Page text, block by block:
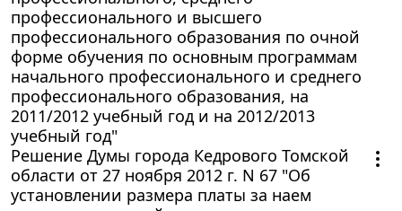
профессионального и высшего
профессионального образования по очной
форме обучения по основным программам
начального профессионального и среднего
профессионального образования, на
2011/2012 учебный год и на 2012/2013
учебный год"
Решение Думы города Кедрового Томской
области от 27 ноября 2012 г. N 67 "Об
установлении размера платы за наем